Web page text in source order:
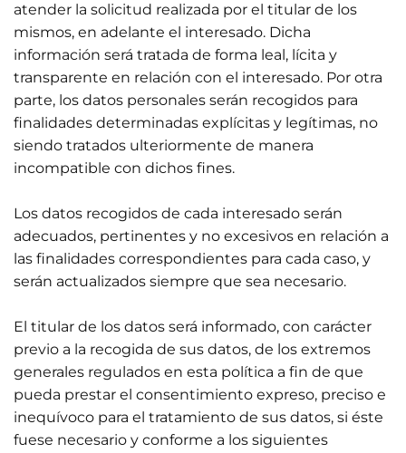
atender la solicitud realizada por el titular de los
mismos, en adelante el interesado. Dicha
información será tratada de forma leal, lícita y
transparente en relación con el interesado. Por otra
parte, los datos personales serán recogidos para
finalidades determinadas explícitas y legítimas, no
siendo tratados ulteriormente de manera
incompatible con dichos fines.
Los datos recogidos de cada interesado serán
adecuados, pertinentes y no excesivos en relación a
las finalidades correspondientes para cada caso, y
serán actualizados siempre que sea necesario.
El titular de los datos será informado, con carácter
previo a la recogida de sus datos, de los extremos
generales regulados en esta política a fin de que
pueda prestar el consentimiento expreso, preciso e
inequívoco para el tratamiento de sus datos, si éste
fuese necesario y conforme a los siguientes